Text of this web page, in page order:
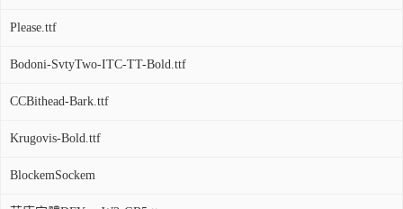
Please.ttf
Bodoni-SvtyTwo-ITC-TT-Bold.ttf
CCBithead-Bark.ttf
Krugovis-Bold.ttf
BlockemSockem